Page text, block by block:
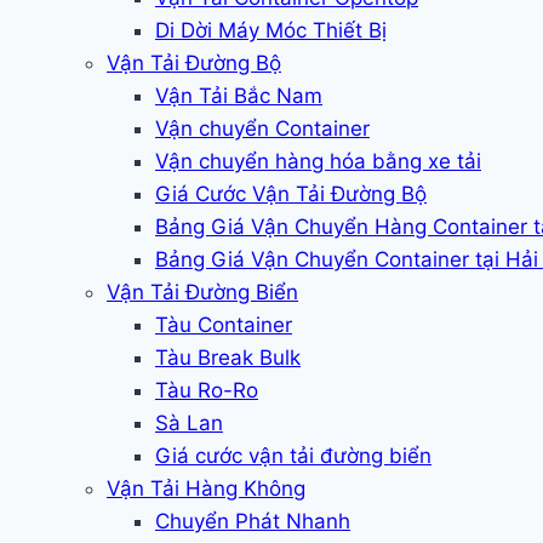
Di Dời Máy Móc Thiết Bị
Vận Tải Đường Bộ
Vận Tải Bắc Nam
Vận chuyển Container
Vận chuyển hàng hóa bằng xe tải
Giá Cước Vận Tải Đường Bộ
Bảng Giá Vận Chuyển Hàng Container
Bảng Giá Vận Chuyển Container tại Hải
Vận Tải Đường Biển
Tàu Container
Tàu Break Bulk
Tàu Ro-Ro
Sà Lan
Giá cước vận tải đường biển
Vận Tải Hàng Không
Chuyển Phát Nhanh